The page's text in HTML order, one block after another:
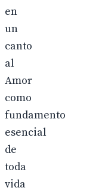
en
un
canto
al
Amor
como
fundamento
esencial
de
toda
vida